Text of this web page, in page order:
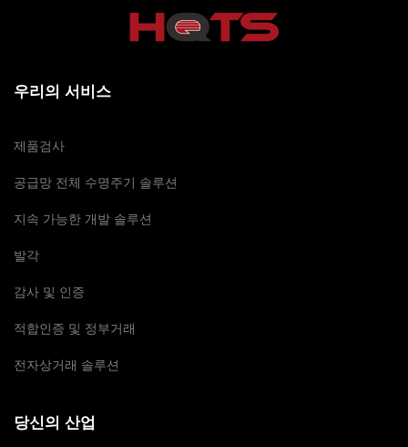
우리의 서비스
제품검사
공급망 전체 수명주기 솔루션
지속 가능한 개발 솔루션
발각
감사 및 인증
적합인증 및 정부거래
전자상거래 솔루션
당신의 산업